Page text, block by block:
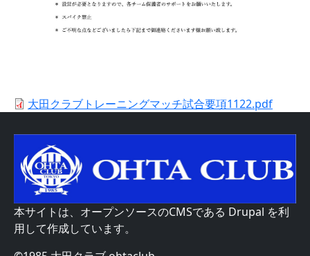
大田クラブトレーニングマッチ試合要項1122.pdf
本サイトは、オープンソースのCMSである Drupal を利
用して作成しています。